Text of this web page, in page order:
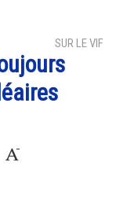
SUR LE VIF